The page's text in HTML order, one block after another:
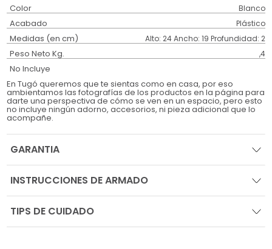
Color Blanco
Acabado Plástico
Medidas (en cm) Alto: 24 Ancho: 19 Profundidad: 2
Peso Neto Kg. ,4
No Incluye
En Tugó queremos que te sientas como en casa, por eso
ambientamos las fotografías de los productos en la página para
darte una perspectiva de cómo se ven en un espacio, pero esto
no incluye ningún adorno, accesorios, ni pieza adicional que lo
acompañe.
GARANTIA
INSTRUCCIONES DE ARMADO
TIPS DE CUIDADO